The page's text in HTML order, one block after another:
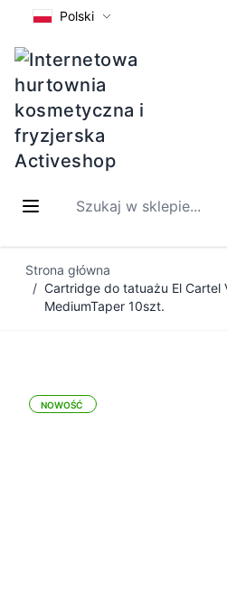
Polski
Szukaj w sklepie...
Strona główna
/ Cartridge do tatuażu El Cartel
MediumTaper 10szt.
NOWOŚĆ